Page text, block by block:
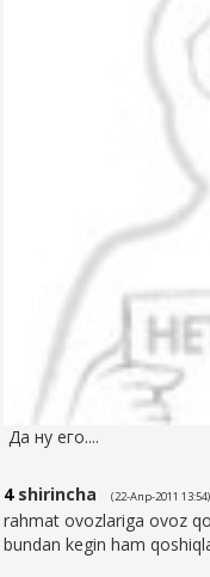
Да ну его....
4 shirincha (22-Апр-2011 13:54)
rahmat ovozlariga ovoz
bundan kegin ham